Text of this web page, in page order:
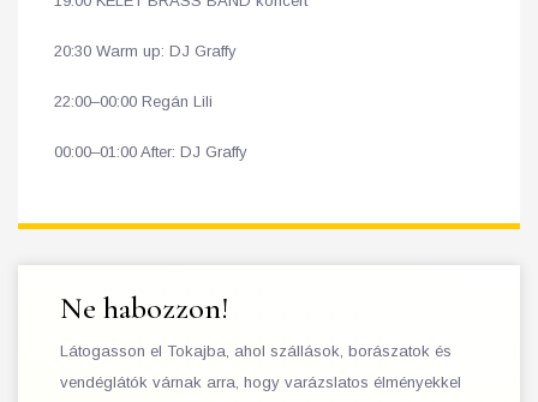
20:30 Warm up: DJ Graffy
22:00–00:00 Regán Lili
00:00–01:00 After: DJ Graffy
Ne habozzon!
Látogasson el Tokajba, ahol szállások, borászatok és
vendéglátók várnak arra, hogy varázslatos élményekkel